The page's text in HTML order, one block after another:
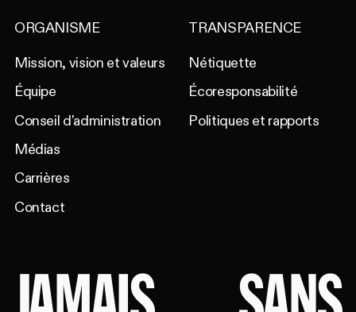
ORGANISME
Mission, vision et valeurs
Équipe
Conseil d'administration
Médias
Carrières
Contact
TRANSPARENCE
Nétiquette
Écoresponsabilité
Politiques et rapports